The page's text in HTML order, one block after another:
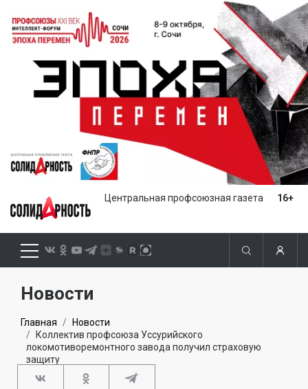
Центральная профсоюзная газета 16+
Новости
Главная
Новости
Коллектив профсоюза Уссурийского
локомотиворемонтного завода получил страховую
защиту